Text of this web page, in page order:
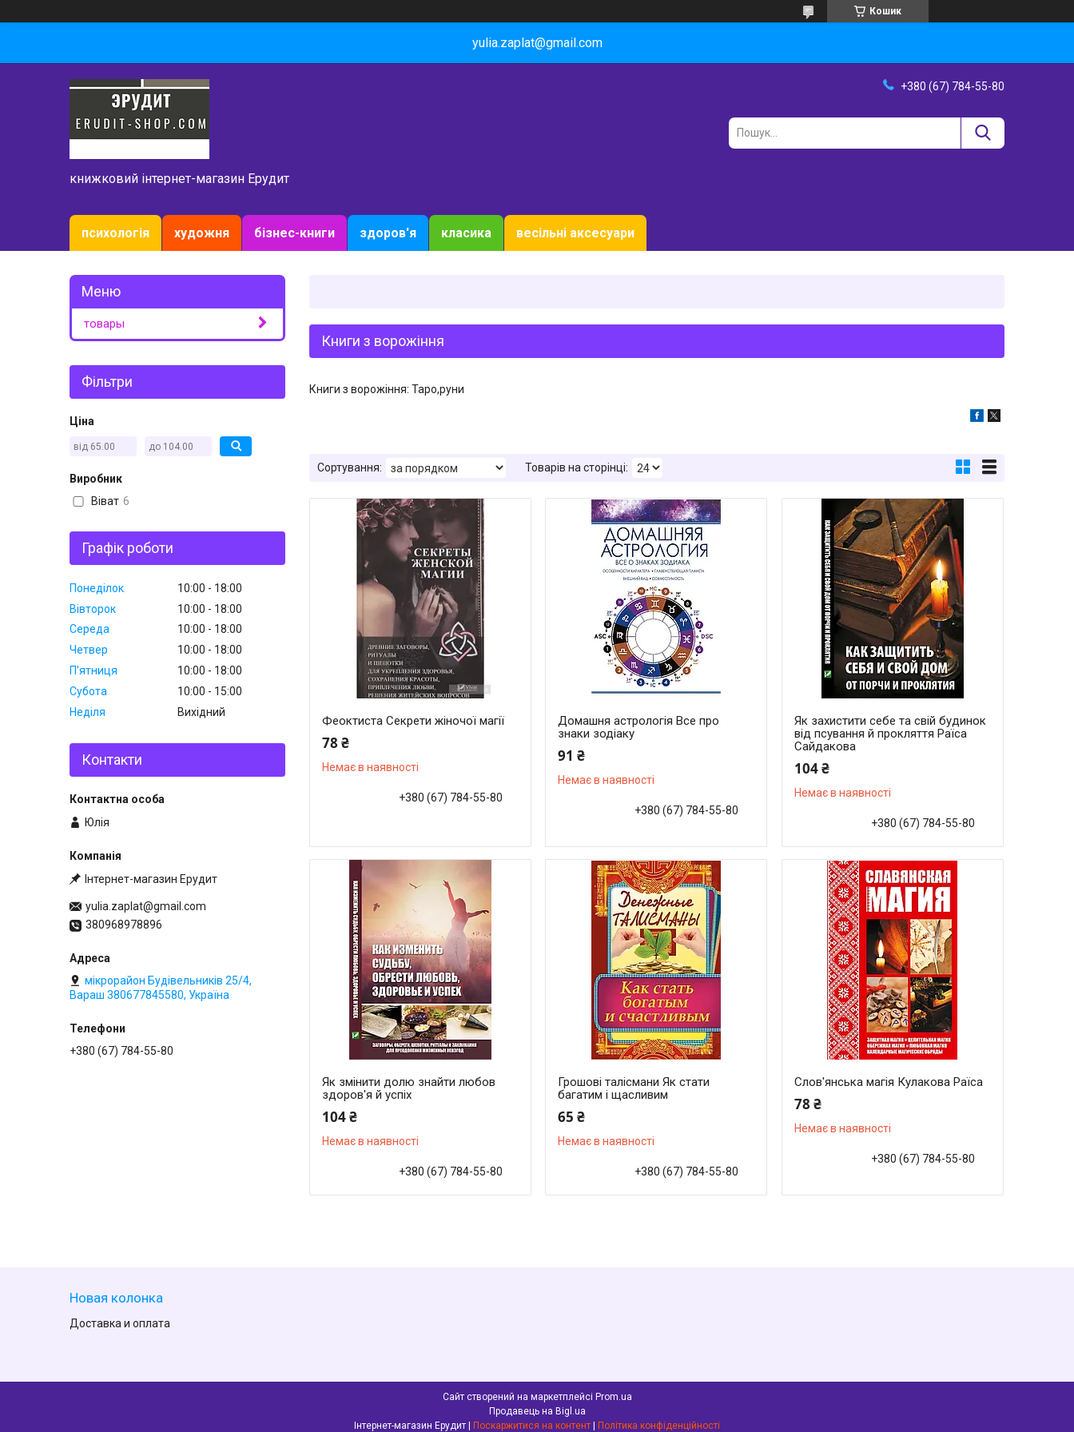
Кошик
yulia.zaplat@gmail.com
книжковий інтернет-магазин Ерудит
+380 (67) 784-55-80
психологія художня бізнес-книги здоров'я класика весільні аксесуари
Книги з ворожіння
Книги з ворожіння: Таро,руни
Феоктиста Секрети жіночої магії
78 ₴
Немає в наявності
+380 (67) 784-55-80
Домашня астрологія Все про
знаки зодіаку
91 ₴
Немає в наявності
+380 (67) 784-55-80
Як захистити себе та свій будинок
від псування й прокляття Раїса
Сайдакова
104 ₴
Немає в наявності
+380 (67) 784-55-80
Як змінити долю знайти любов
здоров'я й успіх
104 ₴
Немає в наявності
+380 (67) 784-55-80
Грошові талісмани Як стати
багатим і щасливим
65 ₴
Немає в наявності
+380 (67) 784-55-80
Слов'янська магія Кулакова Раїса
78 ₴
Немає в наявності
+380 (67) 784-55-80
товары
Фільтри
Ціна
Виробник
Віват 6
Графік роботи
Понеділок 10:00
18:00
Вівторок
10:00
18:00
Середа
10:00
18:00
Четвер
10:00
18:00
Пʼятниця
10:00
18:00
Субота
10:00
15:00
Неділя
Вихідний
Контакти
Юлія
Інтернет-магазин Ерудит
yulia.zaplat@gmail.com
380968978896
мікрорайон Будівельників 25/4,
Вараш 380677845580, Україна
+380 (67) 784-55-80
Новая колонка
Доставка и оплата
Сайт створений на маркетплейсі Prom.ua
Продавець на Bigl.ua
Поскаржитися на контент Політика конфіденційності